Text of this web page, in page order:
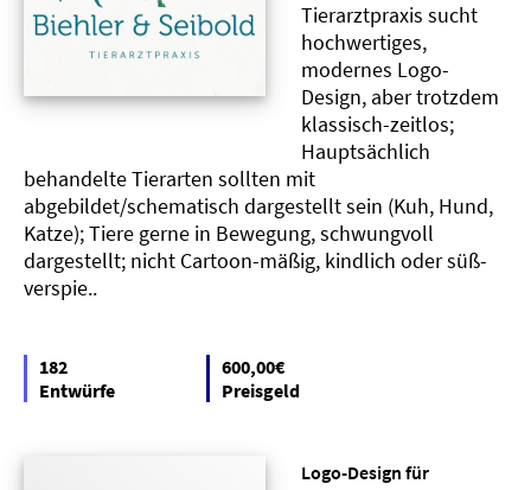
Tierarztpraxis sucht
hochwertiges,
modernes Logo-
Design, aber trotzdem
klassisch-zeitlos;
Hauptsächlich
behandelte Tierarten sollten mit
abgebildet/schematisch dargestellt sein (Kuh, Hund,
Katze); Tiere gerne in Bewegung, schwungvoll
dargestellt; nicht Cartoon-mäßig, kindlich oder süß-
verspie..
182
Entwürfe
600,00€
Preisgeld
Logo-Design für